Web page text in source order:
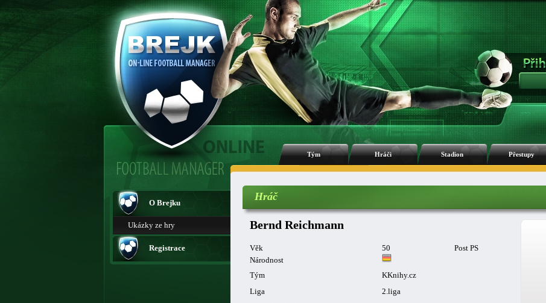
Tým Hráči Stadion Přestupy
O Brejku
Ukázky ze hry
Registrace
Hráč
Bernd Reichmann
Věk 50
Post PS
Národnost
Tým
KKnihy.cz
Liga
2.liga